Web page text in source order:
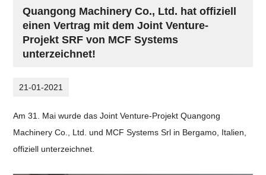
Quangong Machinery Co., Ltd. hat offiziell
einen Vertrag mit dem Joint Venture-
Projekt SRF von MCF Systems
unterzeichnet!
21-01-2021
Am 31. Mai wurde das Joint Venture-Projekt Quangong
Machinery Co., Ltd. und MCF Systems Srl in Bergamo, Italien,
offiziell unterzeichnet.